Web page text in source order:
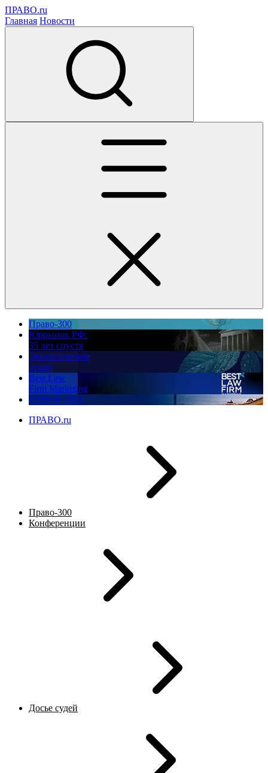
ПРАВО.ru
Главная Новости
Право-300
Юррынок РФ:
35 лет спустя
Экологическое
право
Best Law
Firm Marketing
ПМЮФ 2026
ПРАВО.ru
Право-300
Конференции
Досье судей